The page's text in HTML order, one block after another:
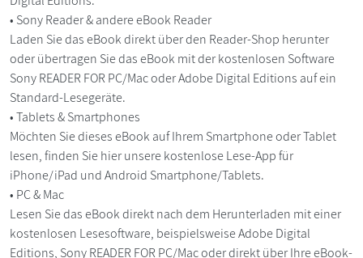
• Sony Reader & andere eBook Reader
Laden Sie das eBook direkt über den Reader-Shop herunter
oder übertragen Sie das eBook mit der kostenlosen Software
Sony READER FOR PC/Mac oder Adobe Digital Editions auf ein
Standard-Lesegeräte.
• Tablets & Smartphones
Möchten Sie dieses eBook auf Ihrem Smartphone oder Tablet
lesen, finden Sie hier unsere kostenlose Lese-App für
iPhone/iPad und Android Smartphone/Tablets.
• PC & Mac
Lesen Sie das eBook direkt nach dem Herunterladen mit einer
kostenlosen Lesesoftware, beispielsweise Adobe Digital
Editions, Sony READER FOR PC/Mac oder direkt über Ihre eBook-